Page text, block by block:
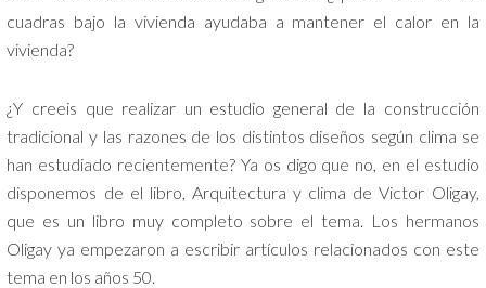
cuadras bajo la vivienda ayudaba a mantener el calor en la
vivienda?
¿Y creeis que realizar un estudio general de la construcción
tradicional y las razones de los distintos diseños según clima se
han estudiado recientemente? Ya os digo que no, en el estudio
disponemos de el libro, Arquitectura y clima de Victor Oligay,
que es un libro muy completo sobre el tema. Los hermanos
Oligay ya empezaron a escribir artículos relacionados con este
tema en los años 50.